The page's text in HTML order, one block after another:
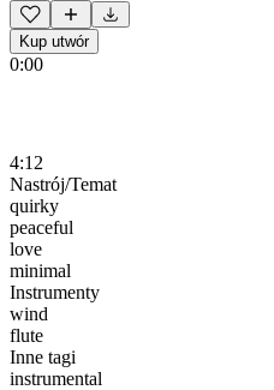
Kup utwór
0:00
4:12
Nastrój/Temat
quirky
peaceful
love
minimal
Instrumenty
wind
flute
Inne tagi
instrumental